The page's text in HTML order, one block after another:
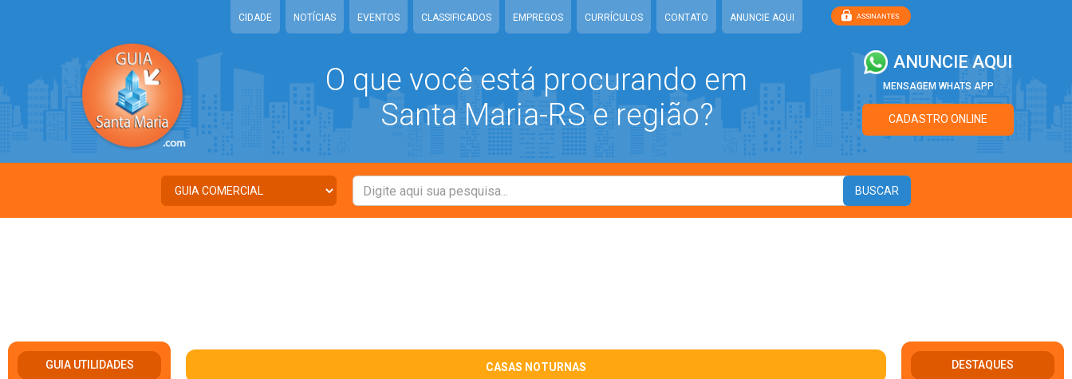
CIDADE NOTÍCIAS EVENTOS CLASSIFICADOS EMPREGOS CURRÍCULOS CONTATO ANUNCIE AQUI
O que você está procurando em
Santa Maria-RS e região?
ANUNCIE AQUI
MENSAGEM WHATS APP
CADASTRO ONLINE
GUIA UTILIDADES CASAS NOTURNAS DESTAQUES